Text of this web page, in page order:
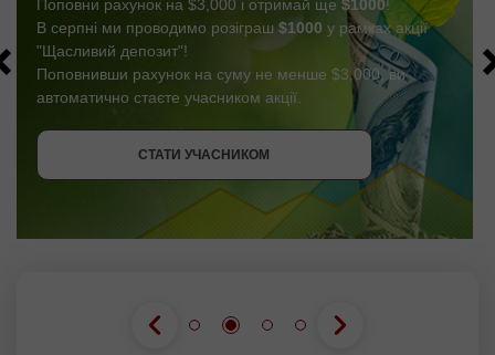
СТАТИ УЧАСНИКОМ
Поповни рахунок на $3,000 і отримай ще $1000!
В серпні ми проводимо розіграш $1000 у рамках акції
"Щасливий депозит"!
Поповнивши рахунок на суму не менше $3,000, ви
автоматично стаєте учасником акції.
СТАТИ УЧАСНИКОМ